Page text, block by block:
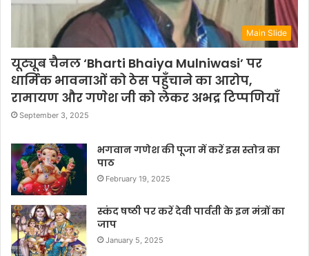
Main Slide
यूट्यूब चैनल ‘Bharti Bhaiya Mulniwasi’ पर
धार्मिक भावनाओं को ठेस पहुँचाने का आरोप,
रामायण और गणेश जी को लेकर अभद्र टिप्पणियाँ
September 3, 2025
भगवान गणेश की पूजा में करें इस स्तोत्र का
पाठ
February 19, 2025
स्कंद षष्ठी पर करें देवी पार्वती के इन मंत्रों का
जाप
January 5, 2025